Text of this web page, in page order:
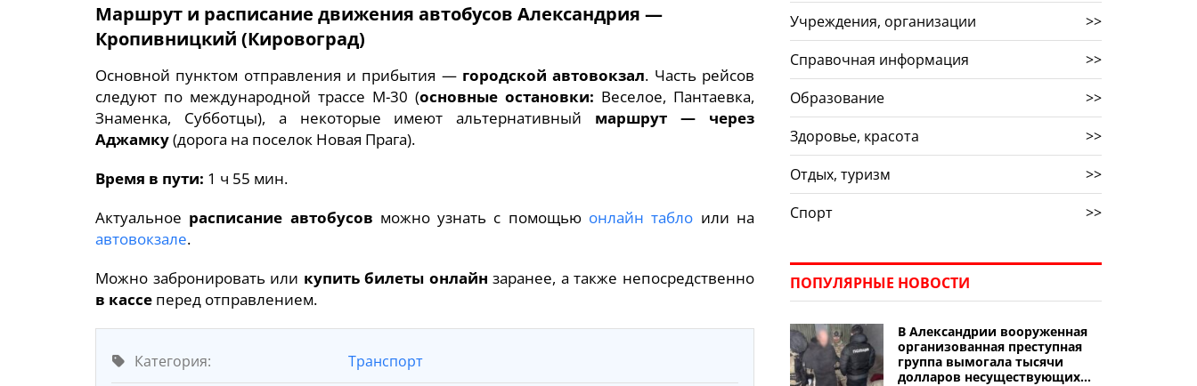
Маршрут и расписание движения автобусов Александрия —
Кропивницкий (Кировоград)
Основной пунктом отправления и прибытия — городской автовокзал. Часть рейсов
следуют по международной трассе М-30 (основные остановки: Веселое, Пантаевка,
Знаменка, Субботцы), а некоторые имеют альтернативный маршрут — через
Аджамку(дорога на поселок Новая Прага).
Время в пути: 1 ч 55 мин.
Актуальное расписание автобусов можно узнать с помощью онлайн табло или на
автовокзале.
Можно забронировать или купить билеты онлайн заранее, а также непосредственно
в кассе перед отправлением.
Категория: Транспорт
Учреждения, организации
>>
Справочная информация
>>
Образование
>>
Здоровье, красота
>>
Отдых, туризм
>>
Спорт
>>
ПОПУЛЯРНЫЕ НОВОСТИ
В Александрии вооруженная
организованная преступная
группа вымогала тысячи
долларов несуществующих